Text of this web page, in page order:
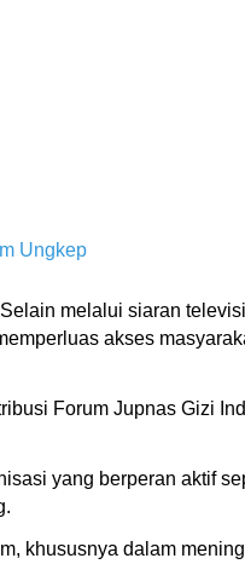
Ungkep
melalui siaran
akses
Forum Jupnas Gizi
yang berperan aktif
khususnya dalam